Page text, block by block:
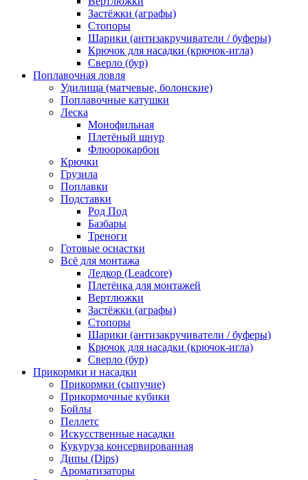
Застёжки (аграфы)
Стопоры
Шарики (антизакручиватели / буферы)
Крючок для насадки (крючок-игла)
Сверло (бур)
Поплавочная ловля
Удилища (матчевые, болонские)
Поплавочные катушки
Леска
Монофильная
Плетёный шнур
Флюорокарбон
Крючки
Грузила
Поплавки
Подставки
Род Под
Базбары
Треноги
Готовые оснастки
Всё для монтажа
Ледкор (Leadcore)
Плетёнка для монтажей
Вертлюжки
Застёжки (аграфы)
Стопоры
Шарики (антизакручиватели / буферы)
Крючок для насадки (крючок-игла)
Сверло (бур)
Прикормки и насадки
Прикормки (сыпучие)
Прикормочные кубики
Бойлы
Пеллетс
Искусственные насадки
Кукуруза консервированная
Дипы (Dips)
Ароматизаторы